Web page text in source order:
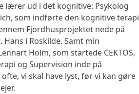
lærer ud i det kognitive: Psykolog
som indførte den kognitive terapi
Fjordhusprojektet nede på
Hans i Roskilde. Samt min
Holm, som startede CEKTOS,
og Supervision inde på
vi skal have lyst, før vi kan gøre